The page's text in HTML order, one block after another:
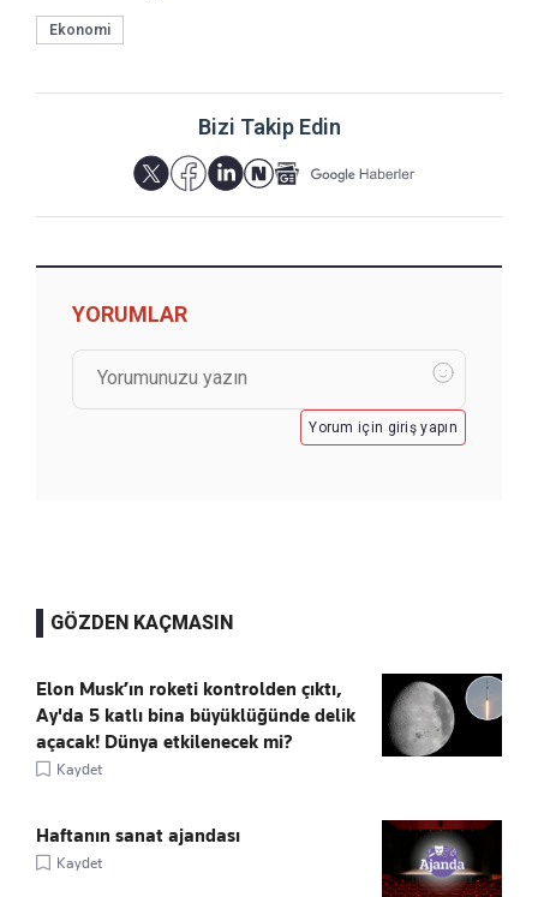
Ekonomi
Bizi Takip Edin
YORUMLAR
Yorum için giriş yapın
GÖZDEN KAÇMASIN
Elon Musk’ın roketi kontrolden çıktı,
Ay'da 5 katlı bina büyüklüğünde delik
açacak! Dünya etkilenecek mi?
Kaydet
Haftanın sanat ajandası
Kaydet